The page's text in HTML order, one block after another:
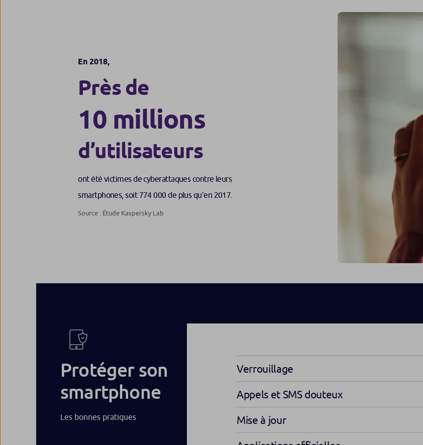
En 2018,
Près de
10 millions
d’utilisateurs
ont été victimes de cyberattaques contre leurs
smartphones, soit 774 000 de plus qu'en 2017.
Source : Étude Kaspersky Lab
Protéger son
smartphone
Les bonnes pratiques
Verrouillage
Appels et SMS douteux
Mise à jour